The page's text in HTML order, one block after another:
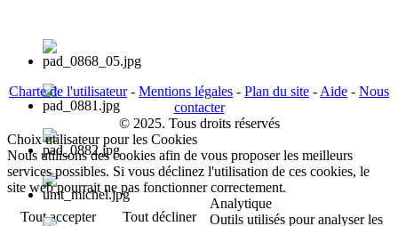
Charte de l'utilisateur- Mentions légales - Plan du site - Aide - Nous
contacter
© 2025. Tous droits réservés
Choix utilisateur pour les Cookies
Nous utilisons des cookies afin de vous proposer les meilleurs
services possibles. Si vous déclinez l'utilisation de ces cookies, le
site web pourrait ne pas fonctionner correctement.
Tout accepter
Tout décliner
Analytique
Outils utilisés pour analyser les